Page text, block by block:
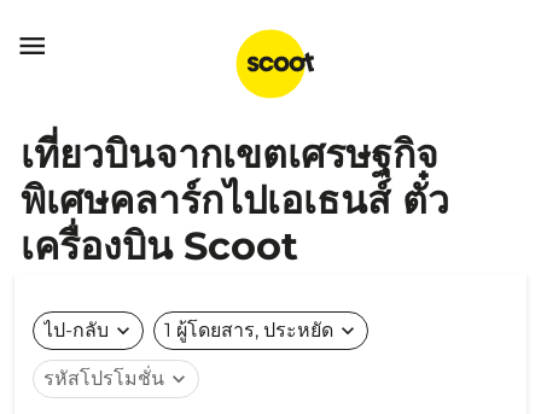

เที่ยวบินจากเขตเศรษฐกิจ
พิเศษคลาร์กไปเอเธนส์ ตั๋ว
เครื่องบิน Scoot
ไป-กลับ expand_more 1 ผู้โดยสาร, ประหยัด expand_more
รหัสโปรโมชั่น expand_more